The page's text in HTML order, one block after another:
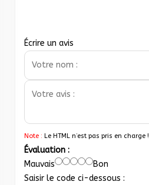
Écrire un avis
Note : Le HTML n’est pas pris en charge !
Évaluation :
Mauvais
Bon
Saisir le code ci-dessous :